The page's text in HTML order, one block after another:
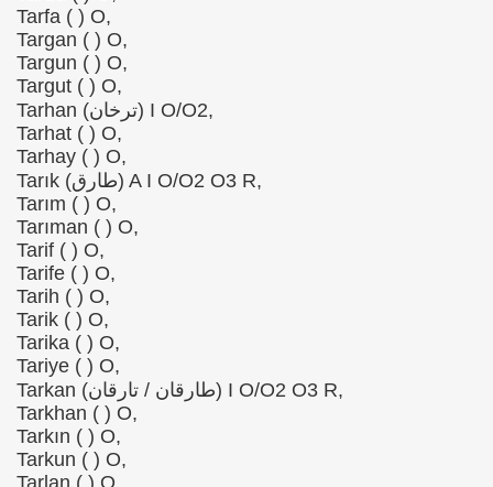
Tarfa ( ) O,
Targan ( ) O,
Targun ( ) O,
Targut ( ) O,
Tarhan (ترخان) I O/O2,
Tarhat ( ) O,
Tarhay ( ) O,
Tarık (طارق) A I O/O2 O3 R,
Tarım ( ) O,
Tarıman ( ) O,
Tarif ( ) O,
Tarife ( ) O,
Tarih ( ) O,
Tarik ( ) O,
Tarika ( ) O,
Tariye ( ) O,
Tarkan (طارقان / تارقان) I O/O2 O3 R,
Tarkhan ( ) O,
Tarkın ( ) O,
Tarkun ( ) O,
Tarlan ( ) O,